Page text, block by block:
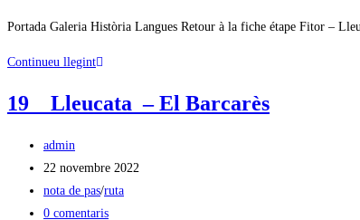
Portada Galeria Història Langues Retour à la fiche étape Fitor –
Continueu llegint
19 Lleucata – El Barcarès
admin
22 novembre 2022
nota de pas/ruta
0 comentaris